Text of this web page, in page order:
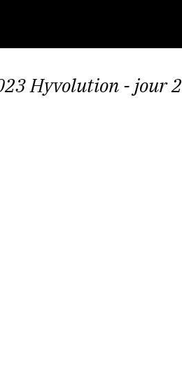
Hyvolution - jour 2